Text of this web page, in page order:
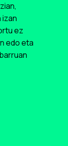
izan
ez
edo eta